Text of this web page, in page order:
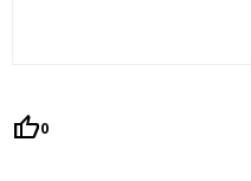
thumb_up0